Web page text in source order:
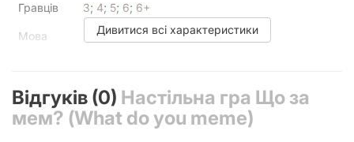
Гравців 3; 4; 5; 6; 6+
Мова Українська
У коробці
220 карт ситуацій, 180 карт мемів, 50
жетонів, правила гри
Дивитися всі характеристики
Відгуків (0) Настільна гра Що за
мем? (What do you meme)